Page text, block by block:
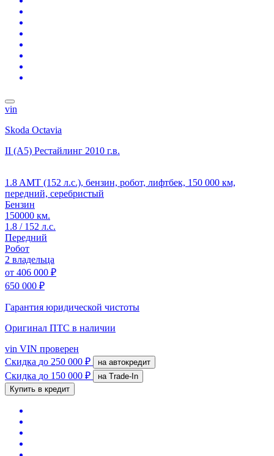
vin
Skoda Octavia
II (A5) Рестайлинг 2010 г.в.
1.8 AMT (152 л.с.), бензин, робот, лифтбек, 150 000 км,
передний, серебристый
Бензин
150000 км.
1.8 / 152 л.с.
Передний
Робот
2 владельца
от 406 000 ₽
650 000 ₽
Гарантия юридической чистоты
Оригинал ПТС в наличии
vin VIN проверен
Скидка до 250 000 ₽ на автокредит
Скидка до 150 000 ₽
на Trade-In
Купить в кредит